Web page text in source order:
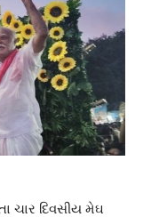
ચાર દિવસીય મેઘ